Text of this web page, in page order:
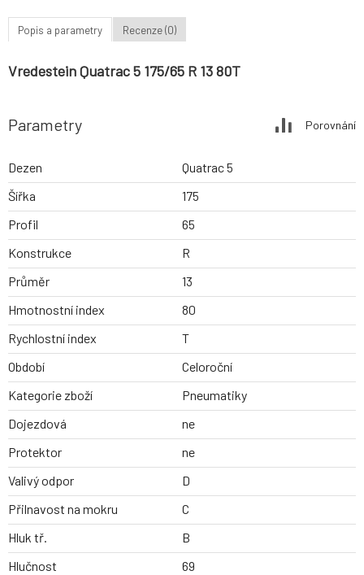
Popis a parametry Recenze (0)
Vredestein Quatrac 5 175/65 R 13 80T
Parametry Porovnání
Dezen
Quatrac 5
Šířka
175
Profil
65
Konstrukce
R
Průměr
13
Hmotnostní index
80
Rychlostní index
T
Období
Celoroční
Kategorie zboží
Pneumatiky
Dojezdová
ne
Protektor
ne
Valivý odpor
D
Přilnavost na mokru
C
Hluk tř.
B
Hlučnost
69